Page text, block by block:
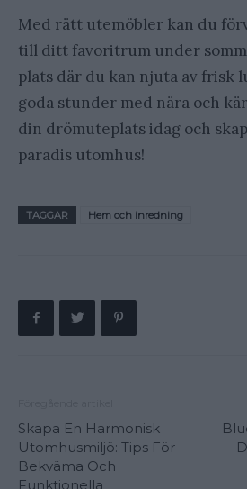
Med rätt utemöbler kan du
till ditt favoritrum under
plats där du kan njuta av frisk
goda stunder med nära och
din drömuteplats idag och
paradis utomhus!
TAGGAR Hem och inredning
Skapa En Harmonisk
Utomhusmiljö: Tips För
Bekväma Och
Funktionella